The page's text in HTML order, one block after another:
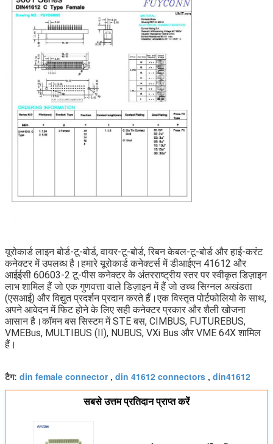
यूरोकार्ड लाइन बोर्ड-टू-बोर्ड, वायर-टू-बोर्ड, रिबन केबल-टू-बोर्ड और हाई-करंट
कनेक्टर में उपलब्ध है।हमारे यूरोकार्ड कनेक्टर्स में डीआईएन 41612 और
आईईसी 60603-2 टू-पीस कनेक्टर के अंतरराष्ट्रीय स्तर पर स्वीकृत डिज़ाइन
लाभ शामिल हैं जो एक गुणवत्ता वाले डिज़ाइन में हैं जो उच्च सिग्नल अखंडता
(एसआई) और विद्युत प्रदर्शन प्रदान करते हैं।एक विस्तृत पोर्टफोलियो के साथ,
अपने आवेदन में फिट होने के लिए सही कनेक्टर प्रकार और शैली खोजना
आसान है।कॉमन बस सिस्टम में STE बस, CIMBUS, FUTUREBUS,
VMEBus, MULTIBUS (II), NUBUS, VXi Bus और VME 64X शामिल
हैं।
टैग: din female connector, din 41612 connectors , din41612
सबसे उत्तम प्रतिदान प्राप्त करें